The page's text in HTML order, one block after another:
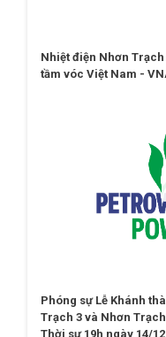
Nhiệt điện Nhơn
tầm vóc Việt Nam -
Phóng sự Lễ Khánh
Trạch 3 và Nhơn
Thời sự 19h ngày 14/12